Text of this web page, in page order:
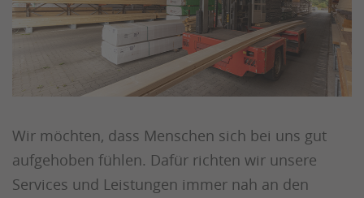
Wir möchten, dass Menschen sich bei uns gut
aufgehoben fühlen. Dafür richten wir unsere
Services und Leistungen immer nah an den